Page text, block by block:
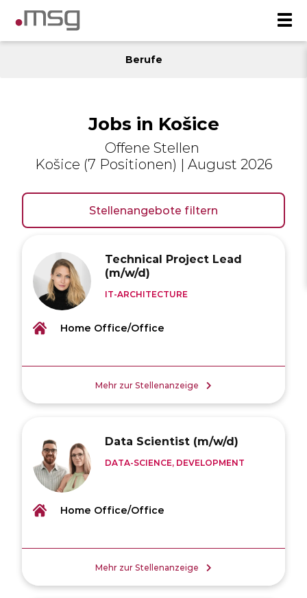
Berufe
Jobs in Košice
Offene Stellen
Košice (7 Positionen) | August 2026
Stellenangebote filtern
Technical Project Lead
(m/w/d)
IT-ARCHITECTURE
Home Office/Office
Mehr zur Stellenanzeige
Data Scientist (m/w/d)
DATA-SCIENCE, DEVELOPMENT
Home Office/Office
Mehr zur Stellenanzeige